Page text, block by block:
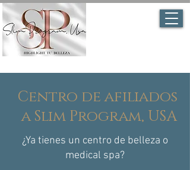
Centro de afiliados
a Slim Program, USA
¿Ya tienes un centro de belleza o
medical spa?